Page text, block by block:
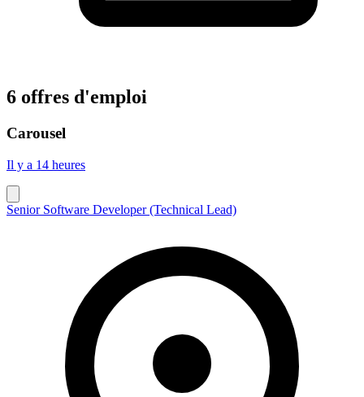
6 offres d'emploi
Carousel
Il y a 14 heures
Senior Software Developer (Technical Lead)